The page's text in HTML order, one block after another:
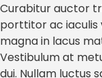
Curabitur auctor
porttitor ac iaculis
magna in lacus
Vestibulum at
dui. Nullam luctus